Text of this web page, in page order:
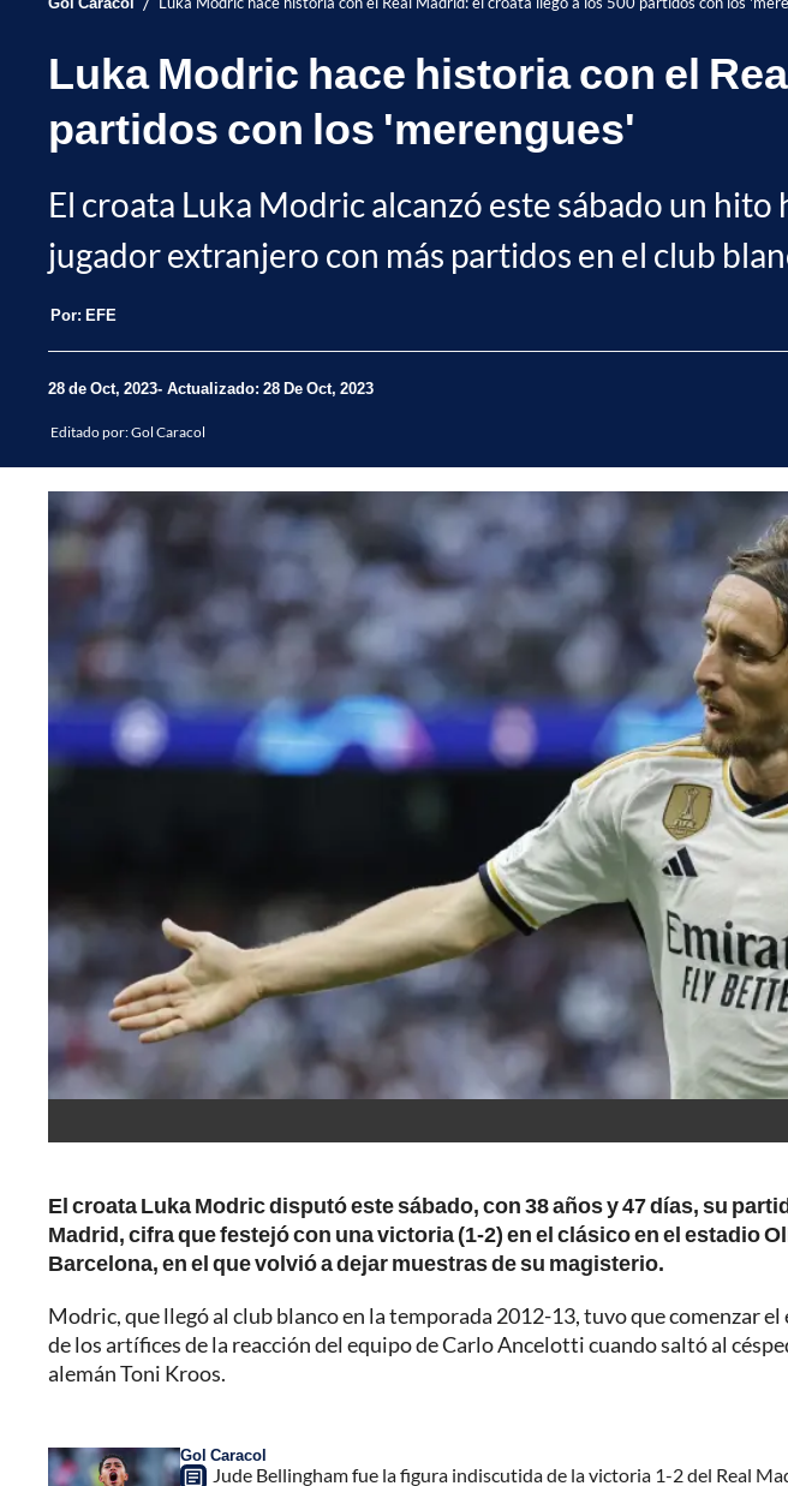
Luka Modric hace historia con el
partidos con los 'merengues'
El croata Luka Modric alcanzó este sábado un
jugador extranjero con más partidos en el club
Por: EFE
28 de Oct, 2023 Actualizado: 28 De Oct, 2023
Editado por:Gol Caracol
El croata Luka Modric disputó este sábado, con 38 años y 47 días, su
Madrid, cifra que festejó con una victoria (1-2) en el clásico en el estadio
Barcelona, en el que volvió a dejar muestras de su magisterio.
Modric, que llegó al club blanco en la temporada 2012-13, tuvo que comenzar
de los artífices de la reacción del equipo de Carlo Ancelotti cuando saltó al
alemán Toni Kroos.
Gol Caracol
Jude Bellingham fue la figura indiscutida de la victoria 1-2 del Real